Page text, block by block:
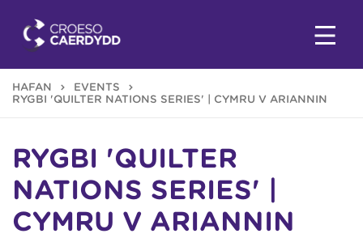
HAFAN
EVENTS
RYGBI 'QUILTER NATIONS SERIES' | CYMRU V ARIANNIN
RYGBI 'QUILTER
NATIONS SERIES' |
CYMRU V ARIANNIN